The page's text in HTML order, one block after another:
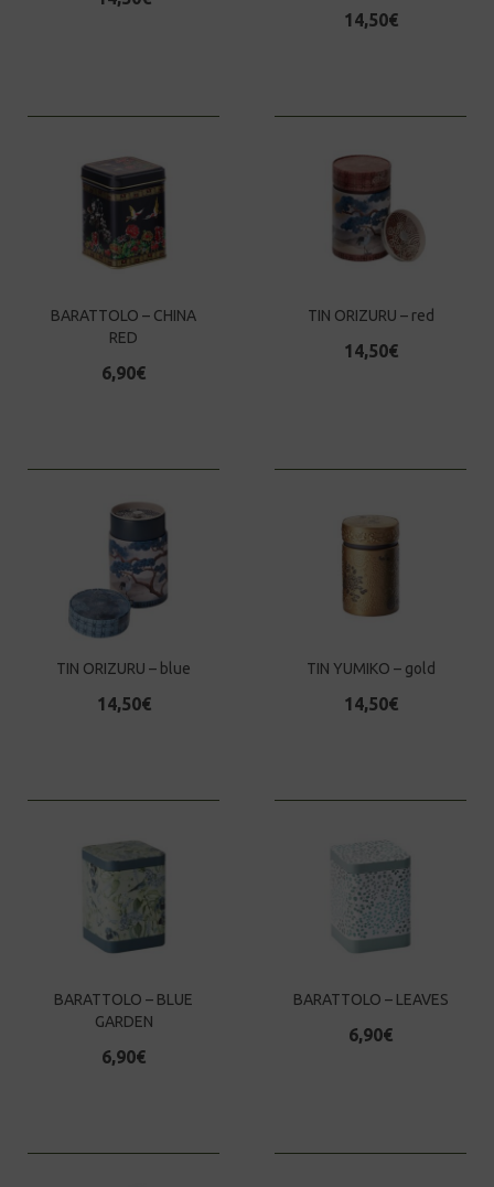
14,50€
BARATTOLO – CHINA
RED
6,90€
TIN ORIZURU – red
14,50€
TIN ORIZURU – blue
14,50€
TIN YUMIKO – gold
14,50€
BARATTOLO – BLUE
GARDEN
6,90€
BARATTOLO – LEAVES
6,90€